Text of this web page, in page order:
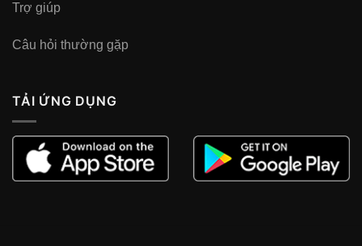
Trợ giúp
Câu hỏi thường gặp
TẢI ỨNG DỤNG